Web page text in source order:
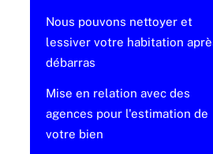
Nous pouvons nettoyer et
lessiver votre habitation
débarras
Mise en relation avec des
agences pour l'estimation de
votre bien